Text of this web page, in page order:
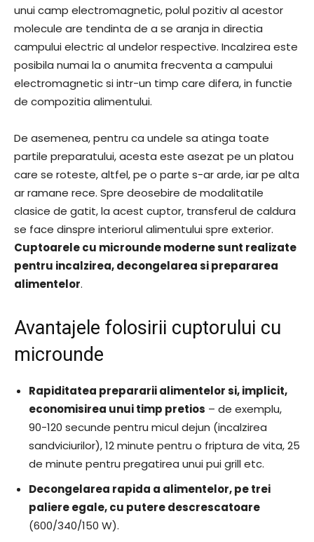
unui camp electromagnetic, polul pozitiv al acestor
molecule are tendinta de a se aranja in directia
campului electric al undelor respective. Incalzirea este
posibila numai la o anumita frecventa a campului
electromagnetic si intr-un timp care difera, in functie
de compozitia alimentului.
De asemenea, pentru ca undele sa atinga toate
partile preparatului, acesta este asezat pe un platou
care se roteste, altfel, pe o parte s-ar arde, iar pe alta
ar ramane rece. Spre deosebire de modalitatile
clasice de gatit, la acest cuptor, transferul de caldura
se face dinspre interiorul alimentului spre exterior.
Cuptoarele cu microunde moderne sunt realizate
pentru incalzirea, decongelarea si prepararea
alimentelor.
Avantajele folosirii cuptorului cu
microunde
Rapiditatea prepararii alimentelor si, implicit,
economisirea unui timp pretios – de exemplu,
90-120 secunde pentru micul dejun (incalzirea
sandviciurilor), 12 minute pentru o friptura de vita, 25
de minute pentru pregatirea unui pui grill etc.
Decongelarea rapida a alimentelor, pe trei
paliere egale, cu putere descrescatoare
(600/340/150 W).